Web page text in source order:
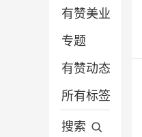
小程序
微信电商
营销推广
平台电商
分销供货
门店新零售
小程序
微信电商
营销推广
平台电商
有赞美业
专题
有赞动态
所有标签
搜索